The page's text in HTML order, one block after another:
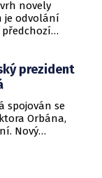
novely
je odvolání
hlavy
prezident
spojován se
Orbána,
Nový